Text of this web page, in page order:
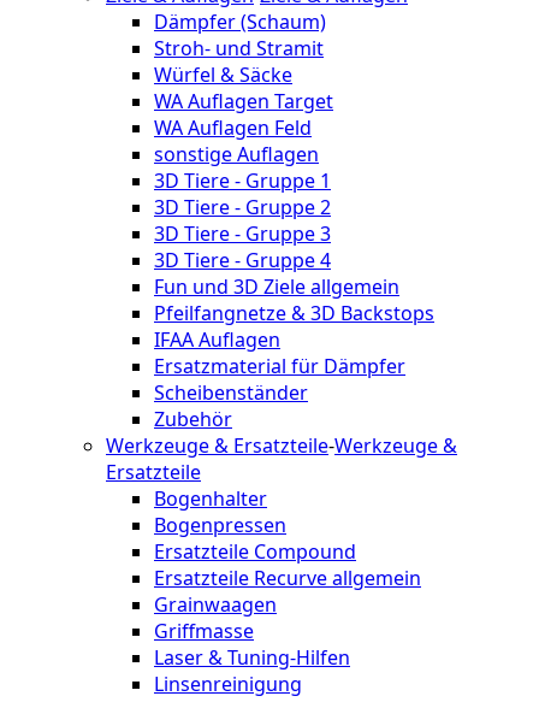
Dämpfer (Schaum)
Stroh- und Stramit
Würfel & Säcke
WA Auflagen Target
WA Auflagen Feld
sonstige Auflagen
3D Tiere - Gruppe 1
3D Tiere - Gruppe 2
3D Tiere - Gruppe 3
3D Tiere - Gruppe 4
Fun und 3D Ziele allgemein
Pfeilfangnetze & 3D Backstops
IFAA Auflagen
Ersatzmaterial für Dämpfer
Scheibenständer
Zubehör
Werkzeuge & Ersatzteile-Werkzeuge &
Ersatzteile
Bogenhalter
Bogenpressen
Ersatzteile Compound
Ersatzteile Recurve allgemein
Grainwaagen
Griffmasse
Laser & Tuning-Hilfen
Linsenreinigung